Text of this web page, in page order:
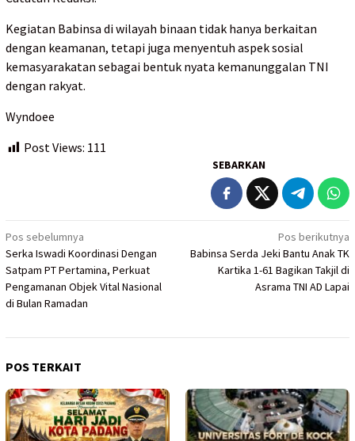
Kegiatan Babinsa di wilayah binaan tidak hanya berkaitan
dengan keamanan, tetapi juga menyentuh aspek sosial
kemasyarakatan sebagai bentuk nyata kemanunggalan TNI
dengan rakyat.
Wyndoee
Post Views: 111
SEBARKAN
Navigasi
pos
Pos sebelumnya
Serka Iswadi Koordinasi Dengan
Satpam PT Pertamina, Perkuat
Pengamanan Objek Vital Nasional
di Bulan Ramadan
Pos berikutnya
Babinsa Serda Jeki Bantu Anak TK
Kartika 1-61 Bagikan Takjil di
Asrama TNI AD Lapai
POS TERKAIT